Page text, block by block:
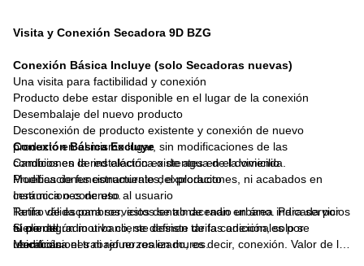
Visita y Conexión Secadora 9D BZG
Conexión Básica Incluye (solo Secadoras nuevas)
Una visita para factibilidad y conexión
Producto debe estar disponible en el lugar de la conexión
Desembalaje del nuevo producto
Desconexión de producto existente y conexión de nuevo
producto en el mismo lugar, sin modificaciones de las
condiciones de instalación existentes en el domicilio
Pruebas de funcionamiento del producto
Instrucciones de uso al usuario
Tarifa válida para servicios dentro de radio urbano. Para servicios
fuera del radio urbano, se definen tarifas adicionales por
ubicación.
Conexión Básica Excluye
Cambios en la red eléctrica o de agua de la vivienda.
Modificaciones estructurales, exploraciones, ni acabados en
cerámica o concreto.
Retiro de escombros, estos se almacenan en área indicada por
el cliente.
Modificaciones ni refuerzos en muros.
Si por algún motivo cliente desiste de la conexión, solo se
reembolsa el trabajo no realizado, es decir, conexión. Valor de la